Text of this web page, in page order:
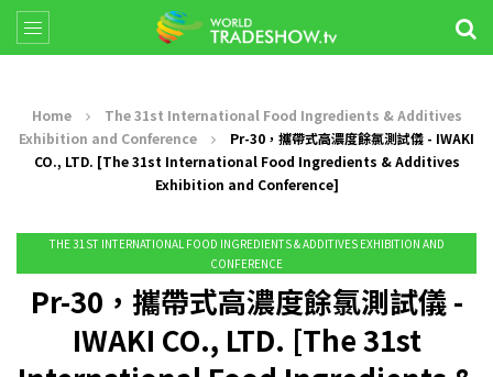
Home
The 31st International Food Ingredients & Additives
Exhibition and Conference
Pr-30，攜帶式高濃度餘氯測試儀 - IWAKI
CO., LTD. [The 31st International Food Ingredients & Additives
Exhibition and Conference]
THE 31ST INTERNATIONAL FOOD INGREDIENTS & ADDITIVES EXHIBITION AND
CONFERENCE
Pr-30，攜帶式高濃度餘氯測試儀 -
IWAKI CO., LTD. [The 31st